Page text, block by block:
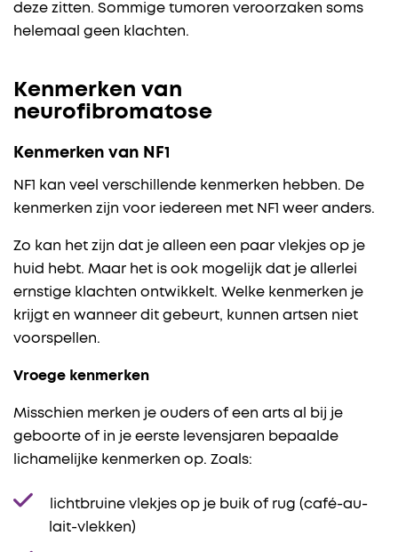
deze zitten. Sommige tumoren veroorzaken soms
helemaal geen klachten.
Kenmerken van
neurofibromatose
Kenmerken van NF1
NF1 kan veel verschillende kenmerken hebben. De
kenmerken zijn voor iedereen met NF1 weer anders.
Zo kan het zijn dat je alleen een paar vlekjes op je
huid hebt. Maar het is ook mogelijk dat je allerlei
ernstige klachten ontwikkelt. Welke kenmerken je
krijgt en wanneer dit gebeurt, kunnen artsen niet
voorspellen.
Vroege kenmerken
Misschien merken je ouders of een arts al bij je
geboorte of in je eerste levensjaren bepaalde
lichamelijke kenmerken op. Zoals:
lichtbruine vlekjes op je buik of rug (café-au-
lait-vlekken)